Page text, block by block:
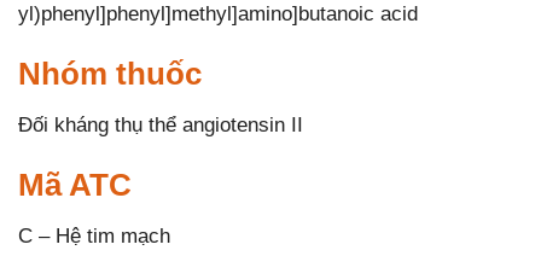
yl)phenyl]phenyl]methyl]amino]butanoic acid
Nhóm thuốc
Đối kháng thụ thể angiotensin II
Mã ATC
C – Hệ tim mạch